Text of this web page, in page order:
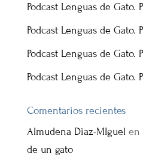
Podcast Lenguas de Gato.
Podcast Lenguas de Gato.
Podcast Lenguas de Gato.
Podcast Lenguas de Gato.
Comentarios recientes
Almudena Diaz-MIguel en
de un gato